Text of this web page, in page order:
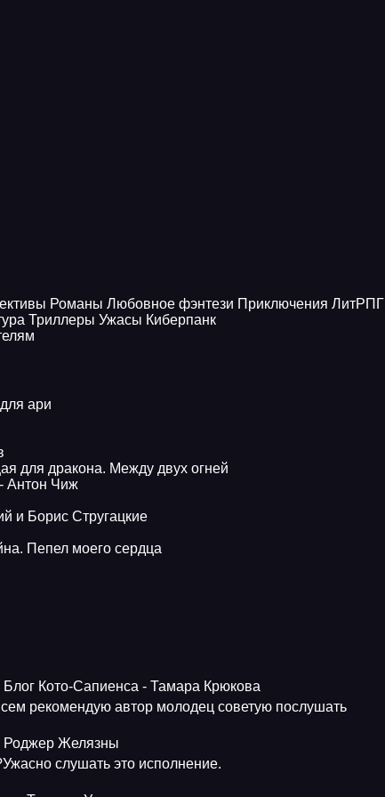
Романы Любовное фэнтези Приключения ЛитРПГ
Триллеры Ужасы Киберпанк
ари
для дракона. Между двух огней
Антон Чиж
и Борис Стругацкие
Пепел моего сердца
Блог Кото-Сапиенса - Тамара Крюкова
рекомендую автор молодец советую послушать
Роджер Желязны
слушать это исполнение.